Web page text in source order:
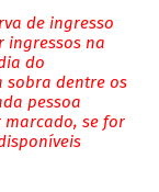
de ingresso
ingressos na
do
sobra dentre os
pessoa
marcado, se for